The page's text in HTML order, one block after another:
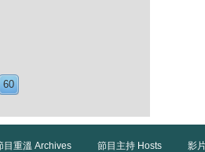
60
目重溫 Archives 節目主持 Hosts 影